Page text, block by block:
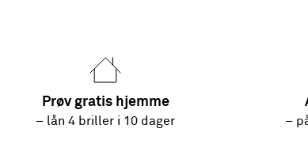
Prøv gratis hjemme
– lån 4 briller i 10 dager –